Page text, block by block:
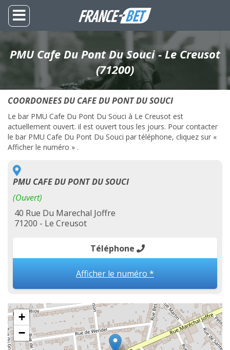
PMU Cafe Du Pont Du Souci - Le Creusot
(71200)
COORDONEES DU CAFE DU PONT DU SOUCI
Le bar PMU Cafe Du Pont Du Souci à Le Creusot est
actuellement ouvert. il est ouvert tous les jours. Pour contacter
le bar PMU Cafe Du Pont Du Souci par téléphone, cliquez sur «
Afficher le numéro » .
PMU CAFE DU PONT DU SOUCI
(Ouvert)
40 Rue Du Marechal Joffre
71200 - Le Creusot
Téléphone
Afficher le numéro *
+
−